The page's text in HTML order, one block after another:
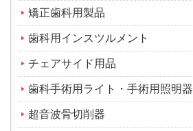
矯正歯科用製品
歯科用インスツルメント
チェアサイド用品
歯科手術用ライト・手術用照明器
超音波骨切削器